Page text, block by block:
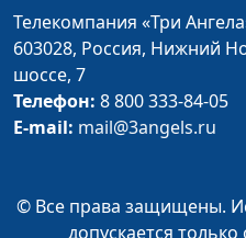
Пульт управления
твоим сердцем
(вторая часть)
Телекомпания «Три
603028, Россия, Нижний
шоссе, 7
Телефон: 8 800 333-84-05
E-mail: mail@3angels.ru
© Все права защищены.
допускается